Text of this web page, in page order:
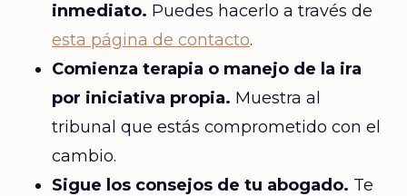
inmediato. Puedes hacerlo a través de
esta página de contacto.
Comienza terapia o manejo de la ira
por iniciativa propia. Muestra al
tribunal que estás comprometido con el
cambio.
Sigue los consejos de tu abogado. Te